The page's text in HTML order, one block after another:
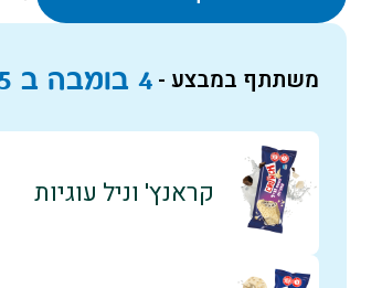
משתתף במבצע - 4 בומבה ב
קראנץ' וניל עוגיות